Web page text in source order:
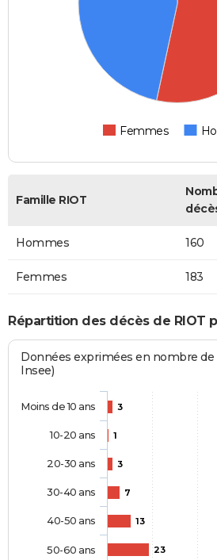
Femmes
Famille RIOT
Hommes 160
Femmes 183
Répartition des décès de RIOT
Données exprimées en nombre de
Insee)
3
1
3
7
13
23
Moins de 10 ans
10-20 ans
20-30 ans
30-40 ans
40-50 ans
50-60 ans